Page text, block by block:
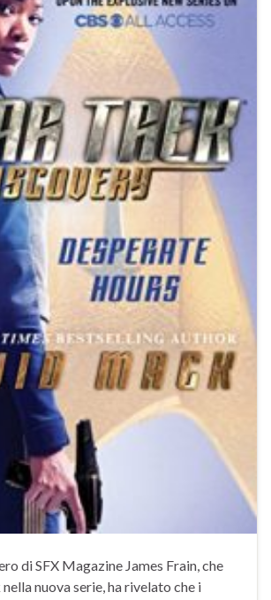
di SFX Magazine James Frain, che
nuova serie, ha rivelato che i